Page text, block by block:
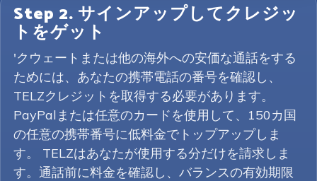
Step 2. サインアップしてクレジッ
トをゲット
'クウェートまたは他の海外への安価な通話をする
ためには、あなたの携帯電話の番号を確認し、
TELZクレジットを取得する必要があります。
PayPalまたは任意のカードを使用して、150カ国
の任意の携帯番号に低料金でトップアップしま
す。 TELZはあなたが使用する分だけを請求しま
す。通話前に料金を確認し、バランスの有効期限